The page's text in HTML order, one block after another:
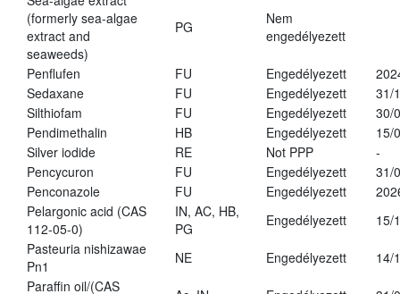
(formerly sea-algae
extract and
seaweeds)
PG
Nem
engedélyezett
Penflufen FU Engedélyezett
Sedaxane
FU Engedélyezett
31/
Silthiofam
FU Engedélyezett
30/
Pendimethalin
HB Engedélyezett
15/
Silver iodide
RE Not PPP
-
Pencycuron
FU Engedélyezett
31/
Penconazole
FU Engedélyezett
Pelargonic acid (CAS
112-05-0)
IN, AC, HB,
PG
Engedélyezett
15/
Pasteuria nishizawae
Pn1
NE Engedélyezett
14/
Paraffin oil/(CAS